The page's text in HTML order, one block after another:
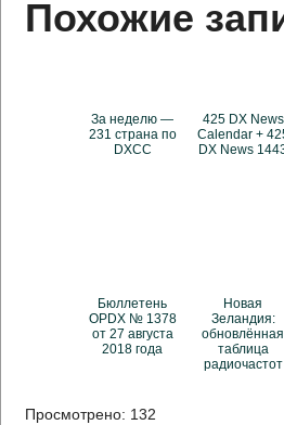
Похожие
За неделю —
231 страна по
DXCC
425 DX News
Calendar +
DX News
Бюллетень
OPDX № 1378
от 27 августа
2018 года
Новая
Зеландия:
обновлённая
таблица
радиочастот
Просмотрено: 132